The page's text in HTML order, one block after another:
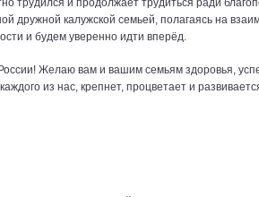
трудился и продолжает трудиться ради
дружной калужской семьей, полагаясь на
и будем уверенно идти вперёд.
Желаю вам и вашим семьям здоровья,
из нас, крепнет, процветает и